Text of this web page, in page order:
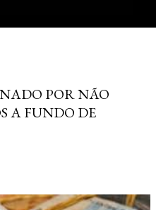
POR NÃO
A FUNDO DE